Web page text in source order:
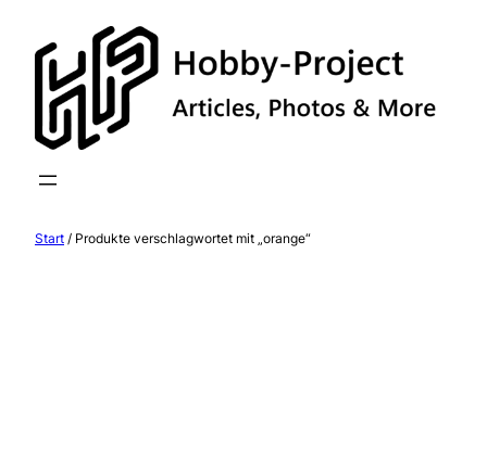
Inhalt
springen
Start / Produkte verschlagwortet mit „orange“